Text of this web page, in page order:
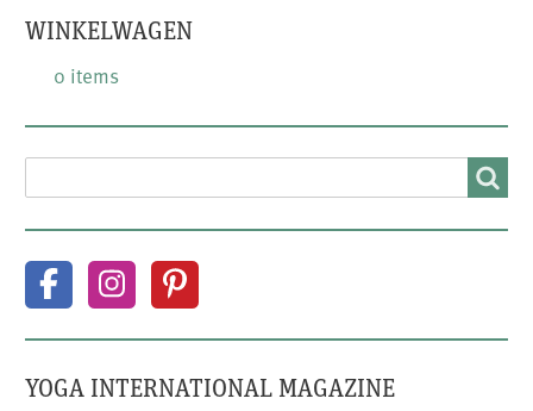
WINKELWAGEN
0 items
YOGA INTERNATIONAL MAGAZINE